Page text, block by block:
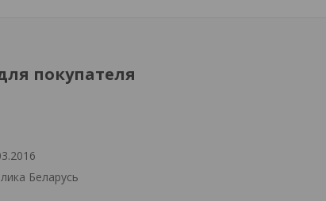
покупателя
Беларусь